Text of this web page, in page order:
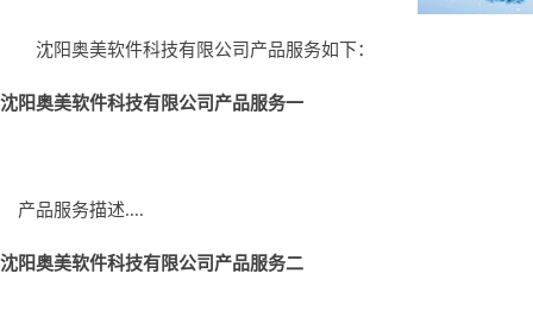
沈阳奥美软件科技有限公司产品服务如下：
沈阳奥美软件科技有限公司产品服务一
产品服务描述....
沈阳奥美软件科技有限公司产品服务二